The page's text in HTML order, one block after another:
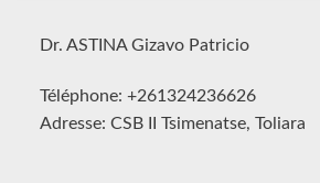
Dr. ASTINA Gizavo Patricio
Téléphone: +261324236626
Adresse: CSB II Tsimenatse, Toliara